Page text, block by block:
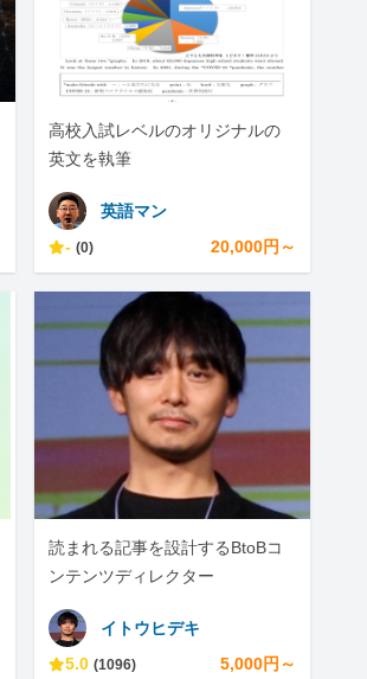
高校入試レベルのオリジナルの
英文を執筆
英語マン
- (0) 20,000円～
読まれる記事を設計するBtoBコ
ンテンツディレクター
イトウヒデキ
5.0 (1096) 5,000円～